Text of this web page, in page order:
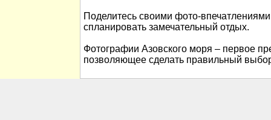
Поделитесь своими фото-
спланировать замечательный отдых.
Фотографии Азовского моря – первое
позволяющее сделать правильный